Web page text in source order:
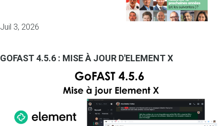
Juil 3, 2026
GOFAST 4.5.6 : MISE À JOUR D'ELEMENT X